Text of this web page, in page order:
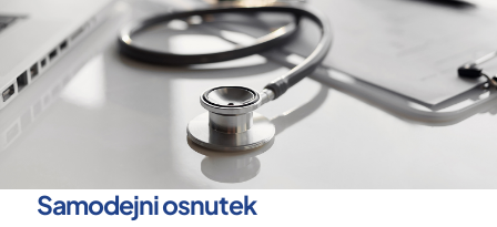
Samodejni osnutek